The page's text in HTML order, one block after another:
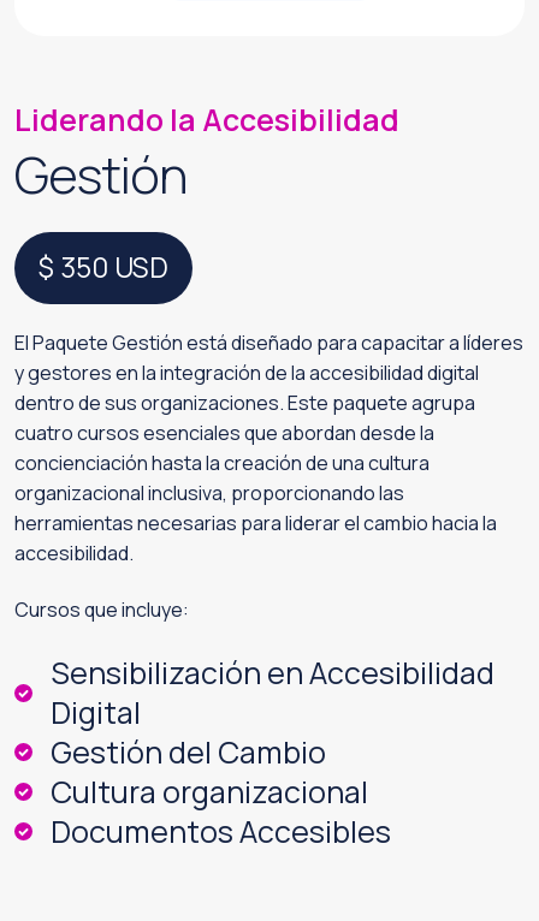
Liderando la Accesibilidad
Gestión
$ 350 USD
El Paquete Gestión está diseñado para capacitar a líderes
y gestores en la integración de la accesibilidad digital
dentro de sus organizaciones. Este paquete agrupa
cuatro cursos esenciales que abordan desde la
concienciación hasta la creación de una cultura
organizacional inclusiva, proporcionando las
herramientas necesarias para liderar el cambio hacia la
accesibilidad.
Cursos que incluye:
Sensibilización en Accesibilidad
Digital
Gestión del Cambio
Cultura organizacional
Documentos Accesibles